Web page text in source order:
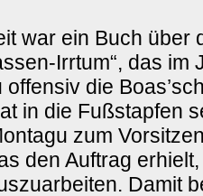
war ein Buch über
Irrtum“, das im
die
in die Fußstapfen
zum
den Auftrag
Damit